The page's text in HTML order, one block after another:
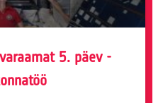
5. päev -